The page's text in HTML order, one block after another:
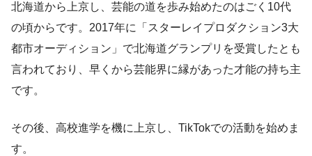
北海道から上京し、芸能の道を歩み始めたのはごく10代
の頃からです。2017年に「スターレイプロダクション3大
都市オーディション」で北海道グランプリを受賞したとも
言われており、早くから芸能界に縁があった才能の持ち主
です。
その後、高校進学を機に上京し、TikTokでの活動を始めま
す。